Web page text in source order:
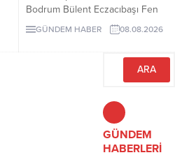
Bodrum Bülent Eczacıbaşı Fen
Lisesi için dört yıl sonra hâlâ proje
süreci görüşülüyor. Okulun ne
GÜNDEM HABER 08.08.2026
GÜNDEM
HABERLERİ